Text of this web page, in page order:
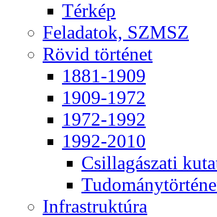
Tér­kép
Fel­ada­tok, SZMSZ
Rö­vid tör­té­net
1881-1909
1909-1972
1972-1992
1992-2010
Csil­la­gá­sza­ti
Inf­ra­struk­tú­ra